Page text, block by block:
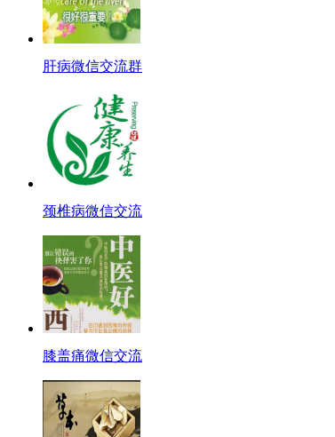
肝病微信交流群
颈椎病微信交流
膝盖痛微信交流